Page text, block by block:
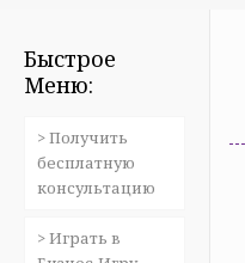
Быстрое
Меню:
> Получить
бесплатную
консультацию
> Играть в